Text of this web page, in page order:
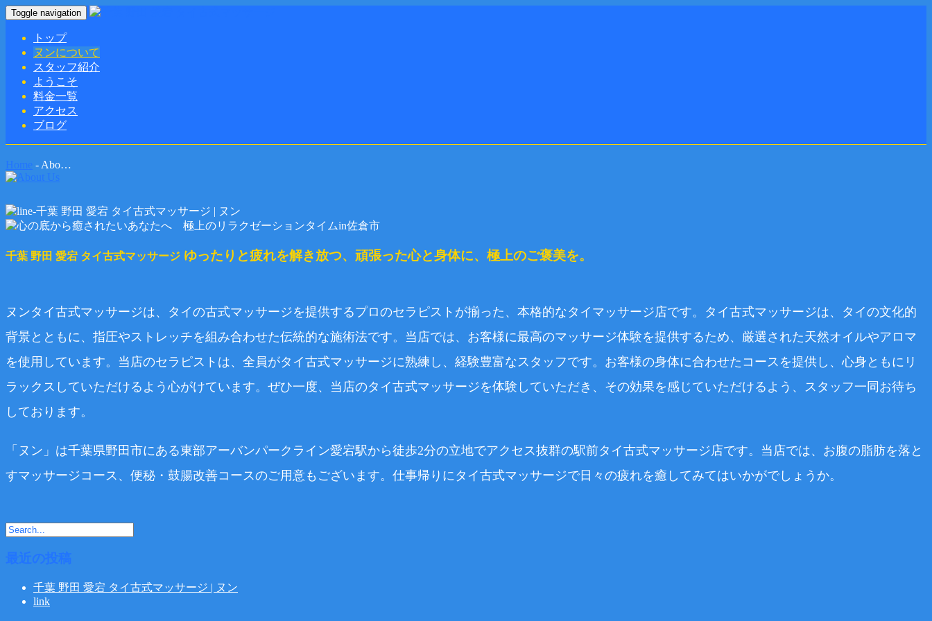
Toggle navigation
トップ
ヌンについて
スタッフ紹介
ようこそ
料金一覧
アクセス
ブログ
Home - Abo…
千葉 野田 愛宕 タイ古式マッサージ ゆったりと疲れを解き放つ、頑張った心と身体に、極上のご褒美を。
ヌンタイ古式マッサージは、タイの古式マッサージを提供するプロのセラピストが揃った、本格的なタイマッサージ店です。タイ古式マッサージは、タイの文化的
背景とともに、指圧やストレッチを組み合わせた伝統的な施術法です。当店では、お客様に最高のマッサージ体験を提供するため、厳選された天然オイルやアロマ
を使用しています。当店のセラピストは、全員がタイ古式マッサージに熟練し、経験豊富なスタッフです。お客様の身体に合わせたコースを提供し、心身ともにリ
ラックスしていただけるよう心がけています。ぜひ一度、当店のタイ古式マッサージを体験していただき、その効果を感じていただけるよう、スタッフ一同お待ち
しております。
「ヌン」は千葉県野田市にある東部アーバンパークライン愛宕駅から徒歩2分の立地でアクセス抜群の駅前タイ古式マッサージ店です。当店では、お腹の脂肪を落と
すマッサージコース、便秘・鼓腸改善コースのご用意もございます。仕事帰りにタイ古式マッサージで日々の疲れを癒してみてはいかがでしょうか。
最近の投稿
千葉 野田 愛宕 タイ古式マッサージ | ヌン
link